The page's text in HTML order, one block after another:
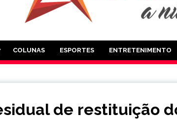
COLUNAS ESPORTES ENTRETENIMENTO
de restituição